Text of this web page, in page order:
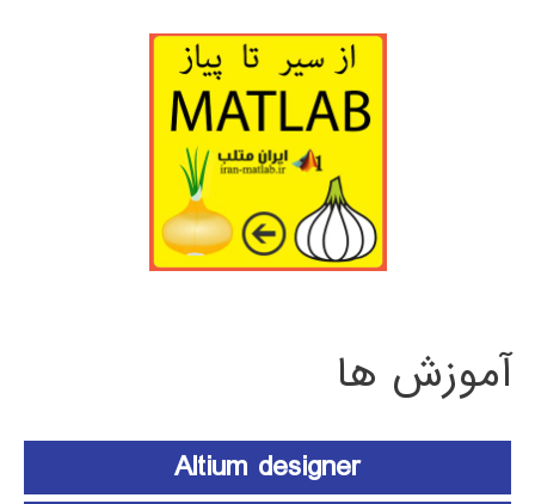
آموزش ها
Altium designer